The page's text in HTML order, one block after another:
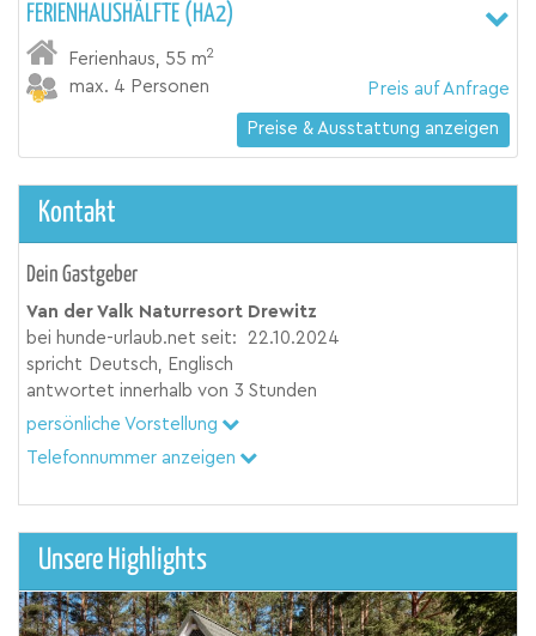
FERIENHAUSHÄLFTE (HA2)
Ferienhaus 55 m2
max. 4 Personen Preis auf Anfrage
Preise & Ausstattung anzeigen
Kontakt
Dein Gastgeber
Van der Valk Naturresort Drewitz
bei hunde-urlaub.net seit:
22.10.2024
spricht Deutsch, Englisch
antwortet innerhalb von 3 Stunden
persönliche Vorstellung
Telefonnummer anzeigen
Unsere Highlights